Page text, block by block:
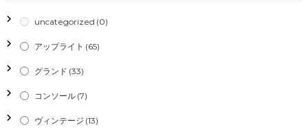
ゲ
ー
シ
ョ
uncategorized (0)
アップライト (65)
グランド (33)
コンソール (7)
ヴィンテージ (13)